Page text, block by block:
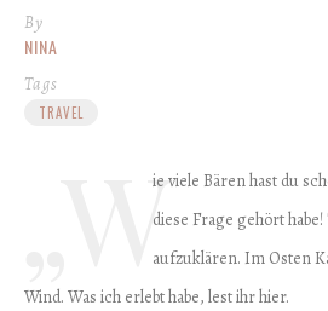
By
NINA
Tags
TRAVEL
„Wie viele Bären hast du
diese Frage gehört
aufzuklären. Im Osten
Wind. Was ich erlebt habe, lest ihr hier.